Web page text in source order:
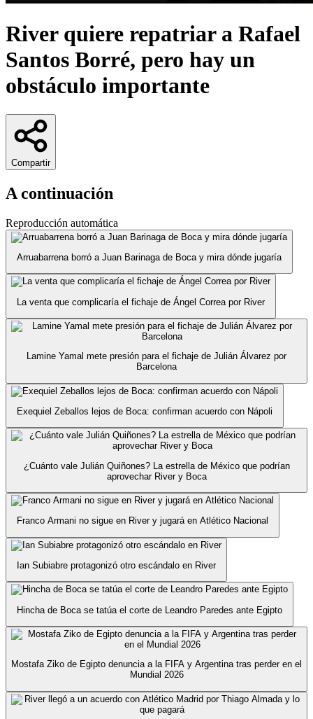
River quiere repatriar a Rafael
Santos Borré, pero hay un
obstáculo importante
Compartir
A continuación
Reproducción automática
Arruabarrena borró a Juan Barinaga de Boca y mira dónde jugaría
La venta que complicaría el fichaje de Ángel Correa por River
Lamine Yamal mete presión para el fichaje de Julián Álvarez por
Barcelona
Exequiel Zeballos lejos de Boca: confirman acuerdo con Nápoli
¿Cuánto vale Julián Quiñones? La estrella de México que podrían
aprovechar River y Boca
Franco Armani no sigue en River y jugará en Atlético Nacional
Ian Subiabre protagonizó otro escándalo en River
Hincha de Boca se tatúa el corte de Leandro Paredes ante Egipto
Mostafa Ziko de Egipto denuncia a la FIFA y Argentina tras perder en el
Mundial 2026